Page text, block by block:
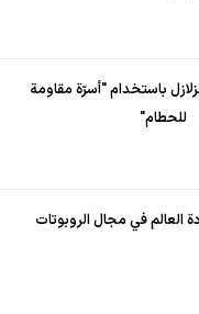
باستخدام "أسرّة مقاومة
للحطام"
العالم في مجال الروبوتات